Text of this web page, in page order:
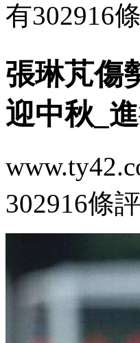
有302916
張琳芃傷
迎中秋_
302916條